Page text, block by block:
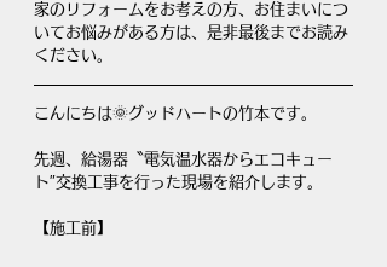
家のリフォームをお考えの方、お住まいにつ
いてお悩みがある方は、是非最後までお読み
ください。
こんにちは🌞グッドハートの竹本です。
先週、給湯器〝電気温水器からエコキュー
ト″交換工事を行った現場を紹介します。
【施工前】